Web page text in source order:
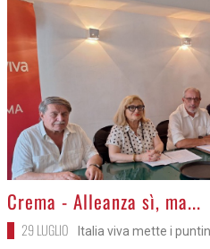
>
Crema - Alleanza sì, ma...
29 LUGLIO Italia viva mette i